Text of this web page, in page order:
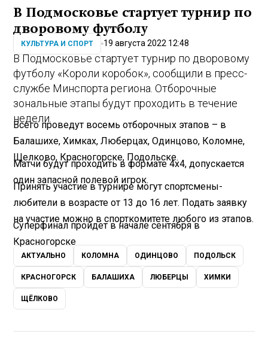
В Подмосковье стартует турнир по
дворовому футболу
КУЛЬТУРА И СПОРТ 19 августа 2022 12:48
В Подмосковье стартует турнир по дворовому
футболу «Короли коробок», сообщили в пресс-
службе Минспорта региона. Отборочные
зональные этапы будут проходить в течение
недели.
Всего проведут восемь отборочных этапов – в
Балашихе, Химках, Люберцах, Одинцово, Коломне,
Щелково, Красногорске, Подольске.
Матчи будут проходить в формате 4х4, допускается
один запасной полевой игрок.
Принять участие в турнире могут спортсмены-
любители в возрасте от 13 до 16 лет. Подать заявку
на участие можно в спорткомитете любого из этапов.
Суперфинал пройдет в начале сентября в
Красногорске
АКТУАЛЬНО КОЛОМНА ОДИНЦОВО ПОДОЛЬСК
КРАСНОГОРСК БАЛАШИХА ЛЮБЕРЦЫ ХИМКИ
ЩЁЛКОВО